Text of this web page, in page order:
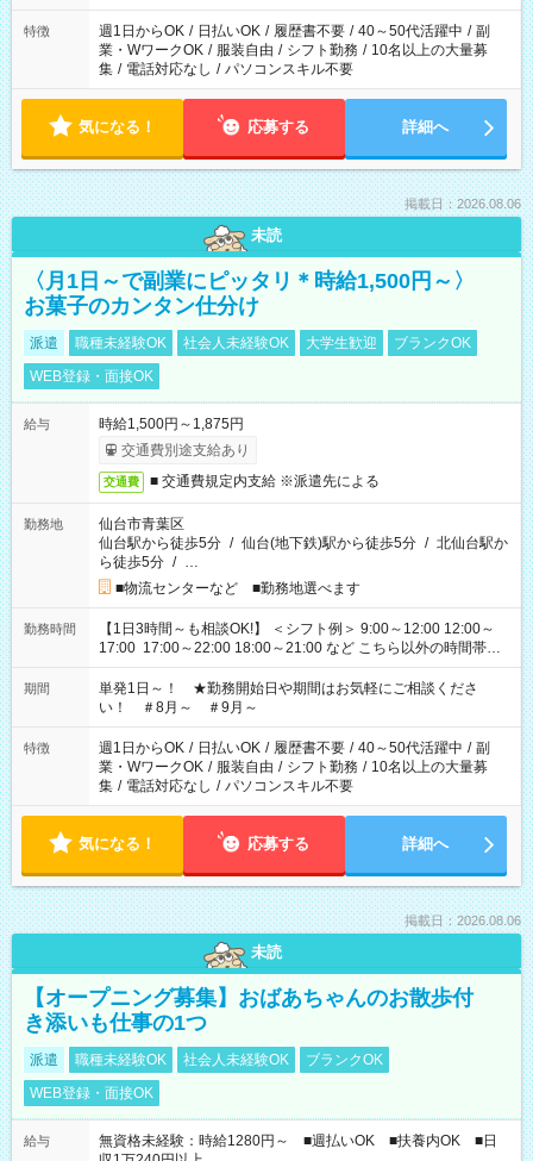
特徴 週1日からOK / 日払いOK / 履歴書不要 / 40～50代活躍中 / 副
業・WワークOK / 服装自由 / シフト勤務 / 10名以上の大量募
集 / 電話対応なし / パソコンスキル不要
気になる！ 応募する 詳細へ
掲載日：2026.08.06
未読
〈月1日～で副業にピッタリ＊時給1,500円～〉
お菓子のカンタン仕分け
派遣 職種未経験OK 社会人未経験OK 大学生歓迎
ブランクOK
WEB登録・面接OK
給与
時給1,500円～1,875円
交通費別途支給あり
交通費 ■ 交通費規定内支給 ※派遣先による
勤務地
仙台市青葉区
仙台駅から徒歩5分 / 仙台(地下鉄)駅から徒歩5分 / 北仙台駅か
ら徒歩5分 / …
■物流センターなど ■勤務地選べます
勤務時間
【1日3時間～も相談OK!】 ＜シフト例＞ 9:00～12:00 12:00～
17:00 17:00～22:00 18:00～21:00 など こちら以外の時間帯も
お気軽にご相談ください！
期間
単発1日～！ ★勤務開始日や期間はお気軽にご相談くださ
い！ ＃8月～ ＃9月～
特徴 週1日からOK / 日払いOK / 履歴書不要 / 40～50代活躍中 / 副
業・WワークOK / 服装自由 / シフト勤務 / 10名以上の大量募
集 / 電話対応なし / パソコンスキル不要
気になる！ 応募する 詳細へ
掲載日：2026.08.06
未読
【オープニング募集】おばあちゃんのお散歩付
き添いも仕事の1つ
派遣 職種未経験OK 社会人未経験OK
ブランクOK
WEB登録・面接OK
給与
無資格未経験：時給1280円～ ■週払いOK ■扶養内OK ■日